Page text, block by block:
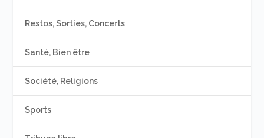
Restos, Sorties, Concerts
Santé, Bien être
Société, Religions
Sports